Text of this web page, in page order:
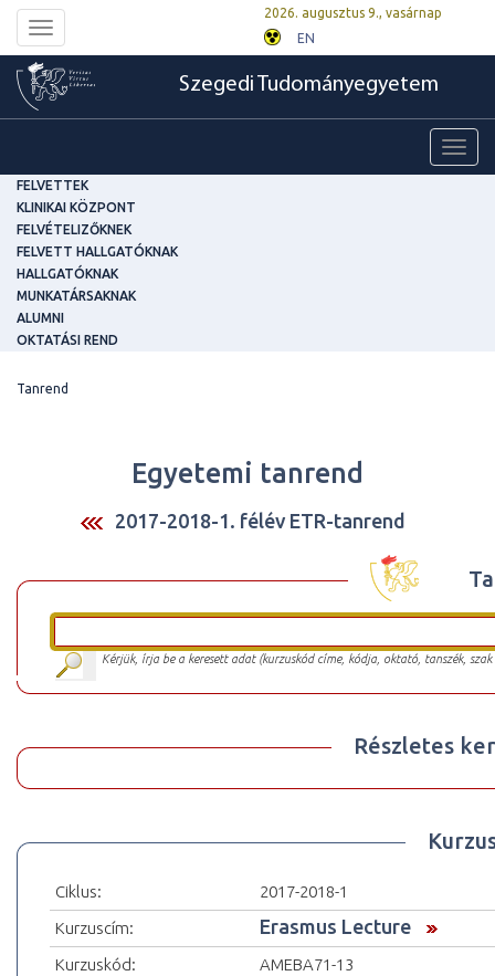
Toggle
navigation
2026. augusztus 9., vasárnap
EN
Szegedi Tudományegyetem
FELVETTEK
KLINIKAI KÖZPONT
FELVÉTELIZŐKNEK
FELVETT HALLGATÓKNAK
HALLGATÓKNAK
MUNKATÁRSAKNAK
ALUMNI
OKTATÁSI REND
Tanrend
Egyetemi tanrend
2017-2018-1. félév ETR-tanrend
Kérjük, írja be a keresett adat (kurzuskód címe, kódja, oktató, tanszék,
Részletes
Ciklus:
2017-2018-1
Kurzuscím:
Erasmus Lecture
Kurzuskód:
AMEBA71-13